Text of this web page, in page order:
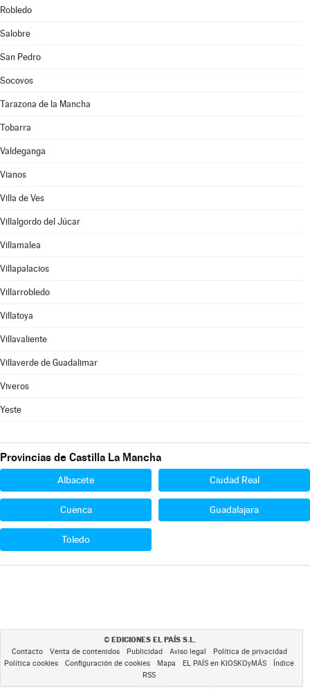
Robledo
Salobre
San Pedro
Socovos
Tarazona de la Mancha
Tobarra
Valdeganga
Vianos
Villa de Ves
Villalgordo del Júcar
Villamalea
Villapalacios
Villarrobledo
Villatoya
Villavaliente
Villaverde de Guadalimar
Viveros
Yeste
Provincias de Castilla La Mancha
Albacete Ciudad Real
Cuenca Guadalajara
Toledo
© EDICIONES EL PAÍS S.L.
Contacto Venta de contenidos Publicidad Aviso legal
Política de privacidad
Política cookies
Configuración de cookies Mapa EL PAÍS en KIOSKOyMÁS
Índice
RSS